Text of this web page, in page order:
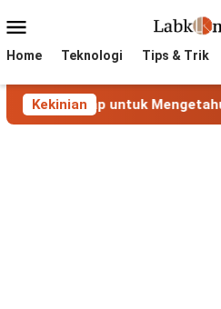
to
Menu
Home Teknologi Tips & Trik
Kekinian
untuk Mengetahui Lokasi